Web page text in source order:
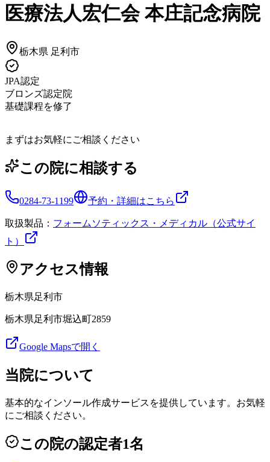
医療法人宏仁会 本庄記念病院
栃木県 足利市
JPA認定
ブロンズ認定院
基礎課程を修了
まずはお気軽にご相談ください
この院に相談する
0284-73-1199 予約・詳細はこちら
取扱製品： フォームソティックス・メディカル（公式サイ
ト）
アクセス情報
栃木県足利市
栃木県足利市堀込町2859
Google Mapsで開く
当院について
基本的なインソール作成サービスを提供しています。お気軽
にご相談ください。
この院の認定者1名